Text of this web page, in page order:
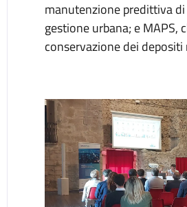
manutenzione predittiva
gestione urbana; e
conservazione dei depositi